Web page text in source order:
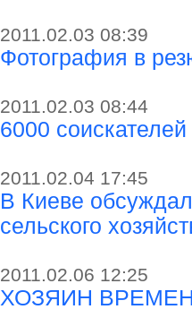
2011.02.03 08:39
Фотография в
2011.02.03 08:44
6000
2011.02.04 17:45
В Киеве
сельского
2011.02.06 12:25
ХОЗЯИН